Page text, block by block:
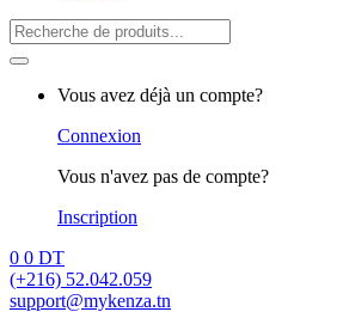
Search
for:
Vous avez déjà un compte?
Connexion
Vous n'avez pas de compte?
Inscription
0 0 DT
(+216) 52.042.059
support@mykenza.tn